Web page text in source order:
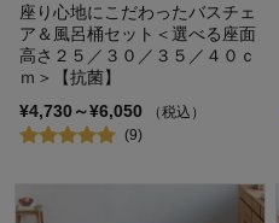
座り心地にこだわったバスチェ
ア＆風呂桶セット＜選べる座面
高さ２５／３０／３５／４０ｃ
ｍ＞【抗菌】
¥4,730～¥6,050
（税込）
(9)